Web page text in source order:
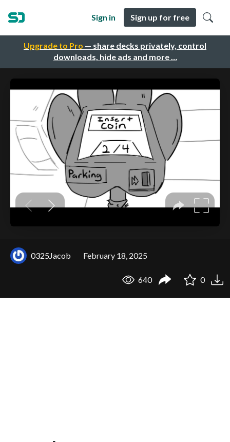
Upgrade to Pro — share decks privately, control
downloads, hide ads and more …
Sign in Sign up for free
0325Jacob February 18, 2025
640 0